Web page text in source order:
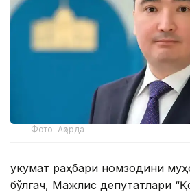
Фото: Ақорда
Ҳукумат раҳбари номзодини
бўлгач, Мажлис депутатлари